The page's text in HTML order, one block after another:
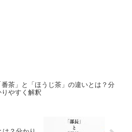
番茶」と「ほうじ茶」の違いとは？分
りやすく解釈